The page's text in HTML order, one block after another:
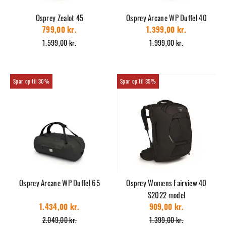
Osprey Zealot 45
1.599,00 kr.
799,00 kr.
Osprey Arcane WP Duffel 40
1.999,00 kr.
1.399,00 kr.
30%
Osprey Arcane WP Duffel 65
2.049,00 kr.
1.434,00 kr.
35%
Osprey Womens Fairview 40
S2022 model
1.399,00 kr.
909,00 kr.